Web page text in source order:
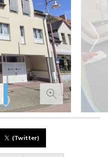
(Twitter)